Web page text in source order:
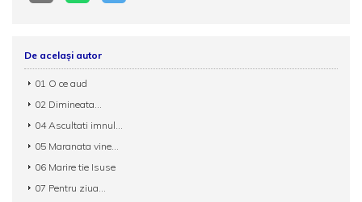
De același autor
01 O ce aud
02 Dimineata...
04 Ascultati imnul...
05 Maranata vine...
06 Marire tie Isuse
07 Pentru ziua...